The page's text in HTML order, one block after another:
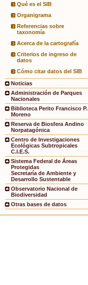
Qué es el SIB
Organigrama
Referencias sobre
taxonomía
Acerca de la cartografía
Criterios de ingreso de
datos
Cómo citar datos del SIB
Noticias
Administración de Parques
Nacionales
Biblioteca Perito Francisco P.
Moreno
Reserva de Biosfera Andino
Norpatagónica
Centro de Investigaciones
Ecológicas Subtropicales
C.I.E.S.
Sistema Federal de Áreas
Protegidas
Secretaría de Ambiente y
Desarrollo Sustentable
Observatorio Nacional de
Biodiversidad
Otras bases de datos